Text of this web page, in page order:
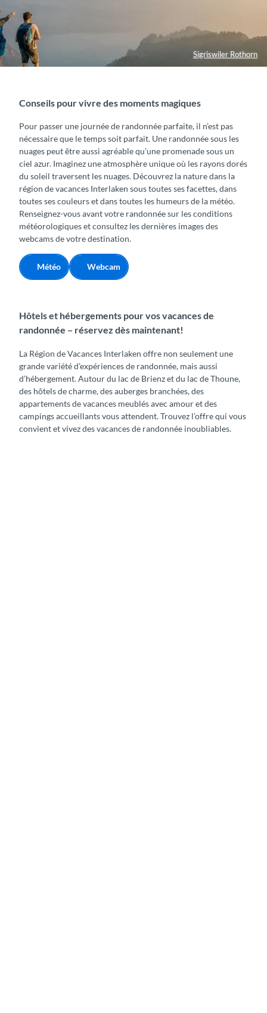
Sigriswiler Rothorn
Conseils pour vivre des moments magiques
Pour passer une journée de randonnée parfaite, il n’est pas
nécessaire que le temps soit parfait. Une randonnée sous les
nuages peut être aussi agréable qu’une promenade sous un
ciel azur. Imaginez une atmosphère unique où les rayons dorés
du soleil traversent les nuages. Découvrez la nature dans la
région de vacances Interlaken sous toutes ses facettes, dans
toutes ses couleurs et dans toutes les humeurs de la météo.
Renseignez-vous avant votre randonnée sur les conditions
météorologiques et consultez les dernières images des
webcams de votre destination.
Météo Webcam
Hôtels et hébergements pour vos vacances de
randonnée – réservez dès maintenant!
La Région de Vacances Interlaken offre non seulement une
grande variété d’expériences de randonnée, mais aussi
d’hébergement. Autour du lac de Brienz et du lac de Thoune,
des hôtels de charme, des auberges branchées, des
appartements de vacances meublés avec amour et des
campings accueillants vous attendent. Trouvez l’offre qui vous
convient et vivez des vacances de randonnée inoubliables.